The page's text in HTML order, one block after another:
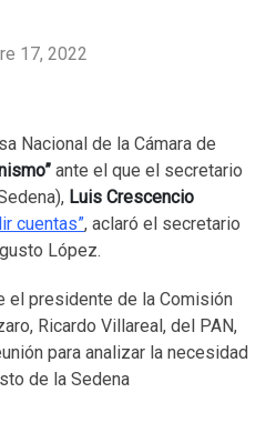
17, 2022
Nacional de la Cámara de
ante el que el secretario
Luis Crescencio
cuentas”, aclaró el secretario
López.
el presidente de la Comisión
Ricardo Villareal, del PAN,
para analizar la necesidad
de la Sedena